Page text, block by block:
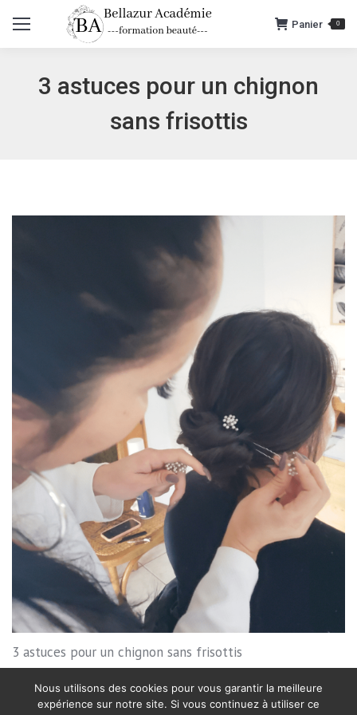
Panier 0
3 astuces pour un chignon
sans frisottis
3 astuces pour un chignon sans frisottis
Nous utilisons des cookies pour vous garantir la meilleure
expérience sur notre site. Si vous continuez à utiliser ce